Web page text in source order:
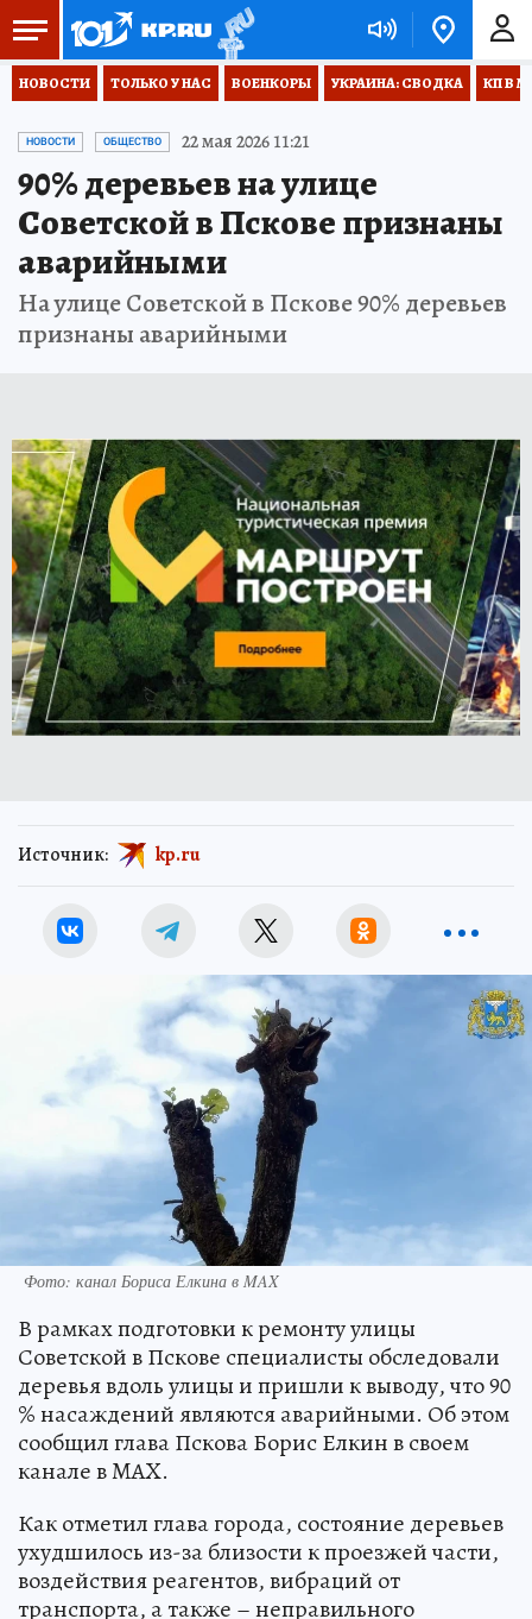
НОВОСТИ ТОЛЬКО У НАС ВОЕНКОРЫ УКРАИНА: СВОДКА КП В
НОВОСТИ ОБЩЕСТВО 22 мая 2026 11:21
90% деревьев на улице
Советской в Пскове признаны
аварийными
На улице Советской в Пскове 90% деревьев
признаны аварийными
Источник: kp.ru
Фото: канал Бориса Елкина в MAX
В рамках подготовки к ремонту улицы
Советской в Пскове специалисты обследовали
деревья вдоль улицы и пришли к выводу, что 90
% насаждений являются аварийными. Об этом
сообщил глава Пскова Борис Елкин в своем
канале в MAX.
Как отметил глава города, состояние деревьев
ухудшилось из-за близости к проезжей части,
воздействия реагентов, вибраций от
транспорта, а также – неправильного